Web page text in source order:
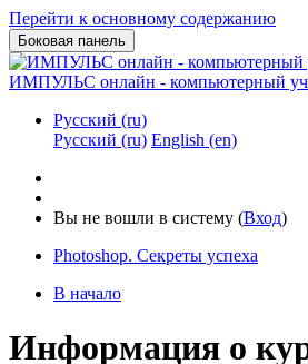
Перейти к основному содержанию
Боковая панель
ИМПУЛЬС онлайн - компьютерный
Русский ‎(ru)‎
Русский ‎(ru)‎ English ‎(en)‎
Вы не вошли в систему (Вход)
Photoshop. Секреты успеха
В начало
Информация о